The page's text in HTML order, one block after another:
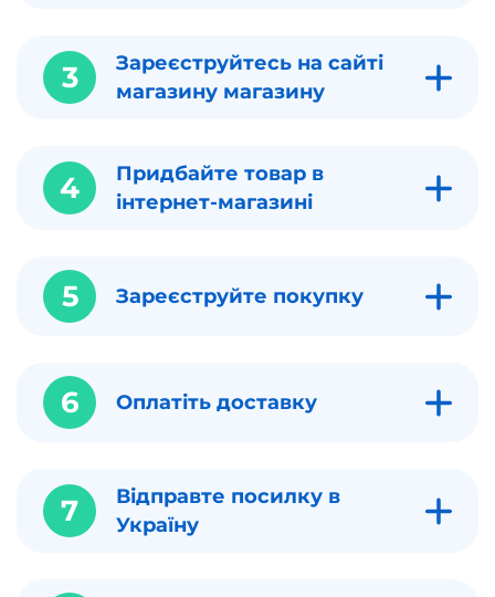
3
Зареєструйтесь на сайті
магазину магазину
4
Придбайте товар в
інтернет-магазині
5 Зареєструйте покупку
6 Оплатіть доставку
7
Відправте посилку в
Україну